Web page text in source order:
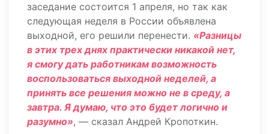
заседание состоится 1 апреля, но так как
следующая неделя в России объявлена
выходной, его решили перенести. «Разницы
в этих трех днях практически никакой нет,
я смогу дать работникам возможность
воспользоваться выходной неделей, а
принять все решения можно не в среду, а
завтра. Я думаю, что это будет логично и
разумно», — сказал Андрей Кропоткин.